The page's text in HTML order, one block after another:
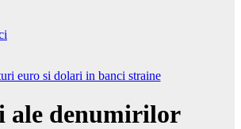
ale denumirilor